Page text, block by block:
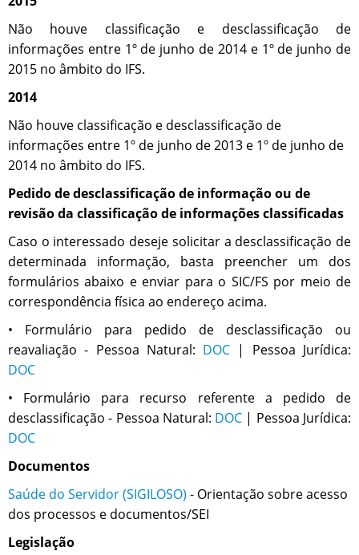
Não houve classificação e desclassificação de
informações entre 1º de junho de 2014 e 1º de junho de
2015 no âmbito do IFS.
2014
Não houve classificação e desclassificação de
informações entre 1º de junho de 2013 e 1º de junho de
2014 no âmbito do IFS.
Pedido de desclassificação de informação ou de
revisão da classificação de informações classificadas
Caso o interessado deseje solicitar a desclassificação de
determinada informação, basta preencher um dos
formulários abaixo e enviar para o SIC/FS por meio de
correspondência física ao endereço acima.
• Formulário para pedido de desclassificação ou
reavaliação - Pessoa Natural: DOC | Pessoa Jurídica:
DOC
• Formulário para recurso referente a pedido de
desclassificação - Pessoa Natural: DOC | Pessoa Jurídica:
DOC
Documentos
Saúde do Servidor (SIGILOSO) - Orientação sobre acesso
dos processos e documentos/SEI
Legislação